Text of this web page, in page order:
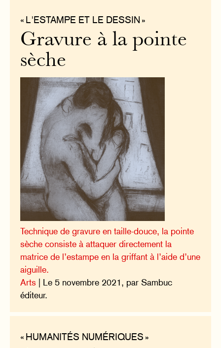
« L'ESTAMPE ET LE DESSIN »
Gravure à la pointe
sèche
Technique de gravure en taille-douce, la pointe
sèche consiste à attaquer directement la
matrice de l’estampe en la griffant à l’aide d’une
aiguille.
Arts | Le 5 novembre 2021, par Sambuc
éditeur.
« HUMANITÉS NUMÉRIQUES »